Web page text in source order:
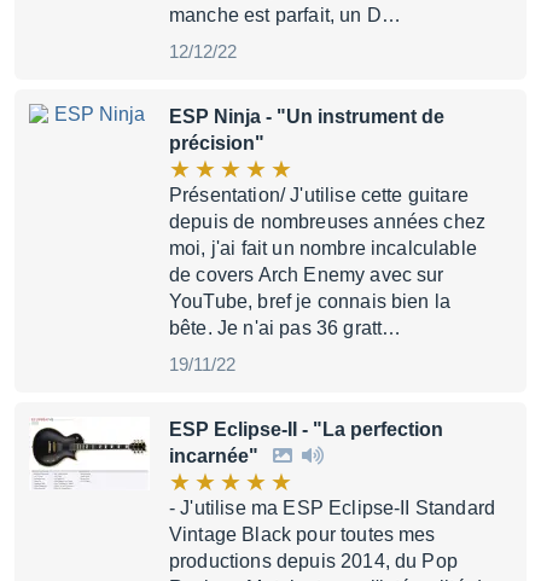
manche est parfait, un D…
12/12/22
ESP Ninja - "Un instrument de
précision"
Présentation/ J'utilise cette guitare
depuis de nombreuses années chez
moi, j'ai fait un nombre incalculable
de covers Arch Enemy avec sur
YouTube, bref je connais bien la
bête. Je n'ai pas 36 gratt…
19/11/22
ESP Eclipse-II
- "La perfection
incarnée"
- J'utilise ma ESP Eclipse-II Standard
Vintage Black pour toutes mes
productions depuis 2014, du Pop